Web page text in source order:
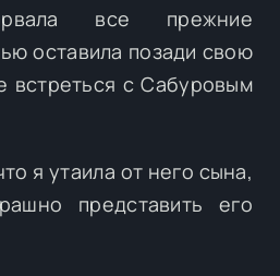
все прежние
оставила позади свою
с Сабуровым
я утаила от него сына,
представить его